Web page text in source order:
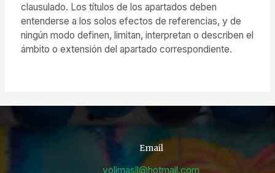
clausulado. Los títulos de los apartados deben
entenderse a los solos efectos de referencias, y de
ningún modo definen, limitan, interpretan o describen el
ámbito o extensión del apartado correspondiente.
Email
yolimasll@hotmail.com